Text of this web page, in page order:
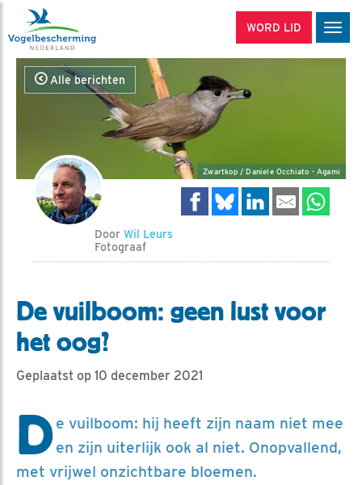
WORD LID
Alle berichten
Zwartkop / Daniele Occhiato - Agami
DoorWil Leurs
Fotograaf
De vuilboom: geen lust voor
het oog?
Geplaatst op 10 december 2021
De vuilboom: hij heeft zijn naam niet mee
en zijn uiterlijk ook al niet. Onopvallend,
met vrijwel onzichtbare bloemen.